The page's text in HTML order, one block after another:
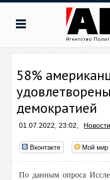
58%
демократией
01.07.2022, 23:02, Новости
Вконтакте Мой мир
По данным опроса